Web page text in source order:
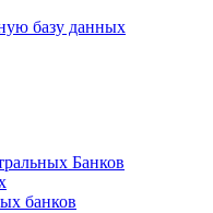
базу данных
Банков
банков